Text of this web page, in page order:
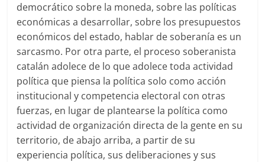
democrático sobre la moneda, sobre las políticas
económicas a desarrollar, sobre los presupuestos
económicos del estado, hablar de soberanía es un
sarcasmo. Por otra parte, el proceso soberanista
catalán adolece de lo que adolece toda actividad
política que piensa la política solo como acción
institucional y competencia electoral con otras
fuerzas, en lugar de plantearse la política como
actividad de organización directa de la gente en su
territorio, de abajo arriba, a partir de su
experiencia política, sus deliberaciones y sus